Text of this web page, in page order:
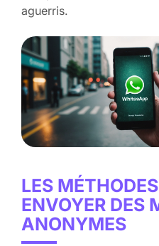
aguerris.
LES
ENVOYER DES
ANONYMES